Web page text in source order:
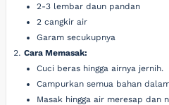
2-3 lembar daun pandan
2 cangkir air
Garam secukupnya
Cara Memasak:
Cuci beras hingga airnya jernih.
Campurkan semua bahan
Masak hingga air meresap dan